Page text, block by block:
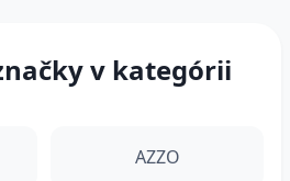
v kategórii
AZZO